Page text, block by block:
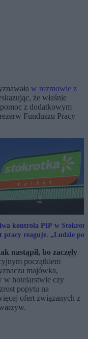
w rozmowie z
że właśnie
z dodatkowym
Funduszu Pracy
kontrola PIP w
pracy reaguje. „Ludzie po
nastąpił, bo zaczęły
początkiem
majówka,
w hotelarstwie czy
popytu na
ofert związanych z